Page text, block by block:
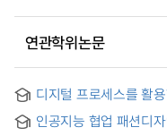
연관학위논문
디지털 프로세스를 활
which applies a
인공지능 협업 패션디